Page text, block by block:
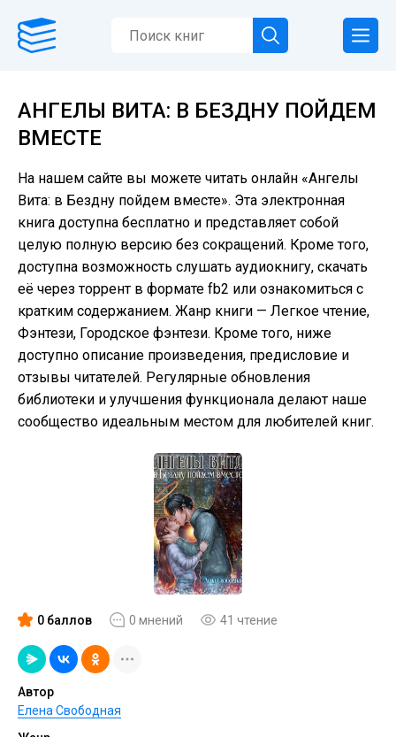
АНГЕЛЫ ВИТА: В БЕЗДНУ ПОЙДЕМ
ВМЕСТЕ
На нашем сайте вы можете читать онлайн «Ангелы
Вита: в Бездну пойдем вместе». Эта электронная
книга доступна бесплатно и представляет собой
целую полную версию без сокращений. Кроме того,
доступна возможность слушать аудиокнигу, скачать
её через торрент в формате fb2 или ознакомиться с
кратким содержанием. Жанр книги — Легкое чтение,
Фэнтези, Городское фэнтези. Кроме того, ниже
доступно описание произведения, предисловие и
отзывы читателей. Регулярные обновления
библиотеки и улучшения функционала делают наше
сообщество идеальным местом для любителей книг.
0 баллов 0 мнений 41 чтение
Автор
Елена Свободная